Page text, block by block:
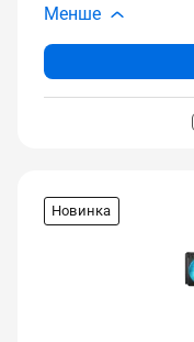
Менше
Новинка